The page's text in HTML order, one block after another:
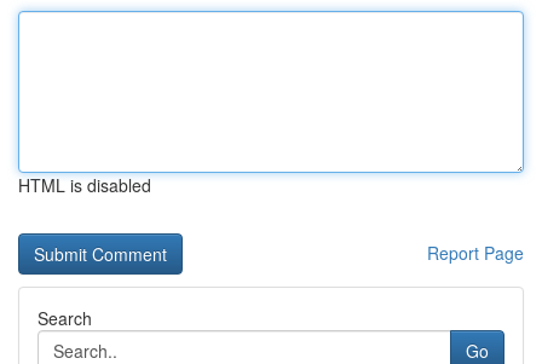
HTML is disabled
Report Page
Search
Go